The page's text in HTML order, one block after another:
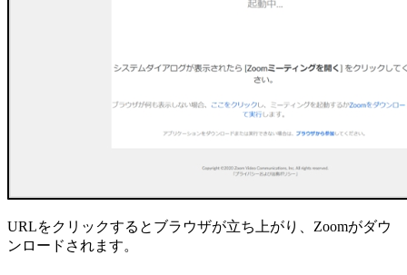
URLをクリックするとブラウザが立ち上がり、Zoomがダウ
ンロードされます。